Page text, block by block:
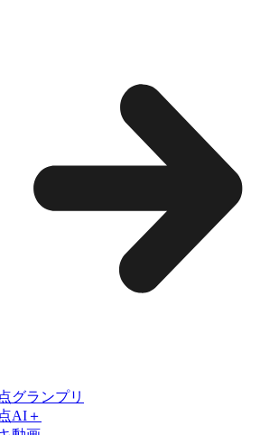
グランプリ
AI＋